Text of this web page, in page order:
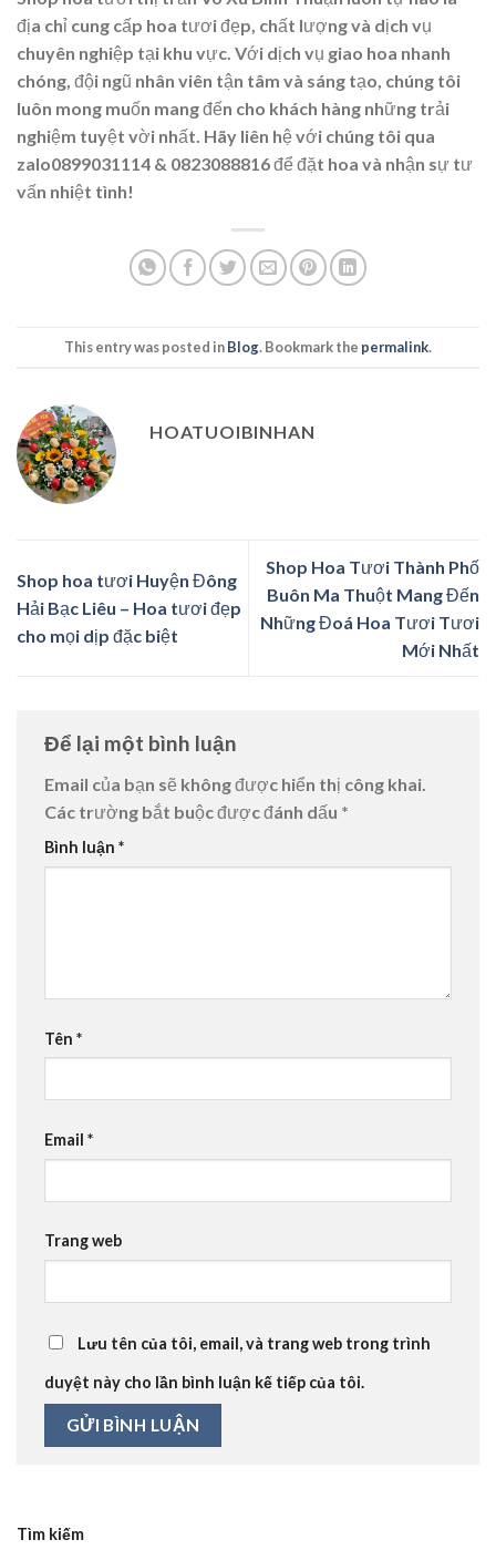
địa chỉ cung cấp hoa tươi đẹp, chất lượng và dịch vụ
chuyên nghiệp tại khu vực. Với dịch vụ giao hoa nhanh
chóng, đội ngũ nhân viên tận tâm và sáng tạo, chúng tôi
luôn mong muốn mang đến cho khách hàng những trải
nghiệm tuyệt vời nhất. Hãy liên hệ với chúng tôi qua
zalo0899031114 & 0823088816 để đặt hoa và nhận sự tư
vấn nhiệt tình!
This entry was posted inBlog. Bookmark the permalink.
HOATUOIBINHAN
Shop hoa tươi Huyện Đông
Hải Bạc Liêu – Hoa tươi đẹp
cho mọi dịp đặc biệt
Shop Hoa Tươi Thành Phố
Buôn Ma Thuột Mang Đến
Những Đoá Hoa Tươi Tươi
Mới Nhất
Để lại một bình luận
Email của bạn sẽ không được hiển thị công khai.
Các trường bắt buộc được đánh dấu *
Bình luận *
Tên *
Email *
Trang web
Lưu tên của tôi, email, và trang web trong trình
duyệt này cho lần bình luận kế tiếp của tôi.
Tìm kiếm